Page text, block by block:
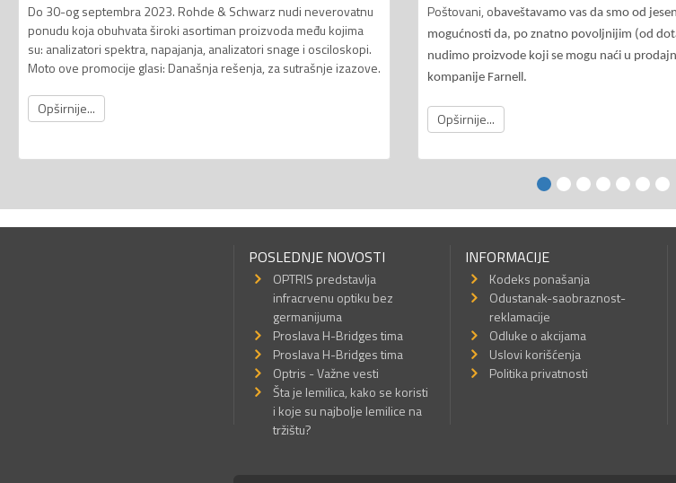
Do 30-og septembra 2023. Rohde & Schwarz nudi neverovatnu
ponudu koja obuhvata široki asortiman proizvoda među kojima
su: analizatori spektra, napajanja, analizatori snage i osciloskopi.
Moto ove promocije glasi: Današnja rešenja, za sutrašnje izazove.
Opširnije...
Poštovani, o baveštavamo vas da smo od
mogućnosti da, po znatno povoljnijim (od
nudimo proizvode koji se mogu naći u
kompanije Farnell.
Opširnije...
POSLEDNJE NOVOSTI
OPTRIS predstavlja
infracrvenu optiku bez
germanijuma
Proslava H-Bridges tima
Proslava H-Bridges tima
Optris - Važne vesti
Šta je lemilica, kako se koristi
i koje su najbolje lemilice na
tržištu?
INFORMACIJE
Kodeks ponašanja
Odustanak-saobraznost-
reklamacije
Odluke o akcijama
Uslovi korišćenja
Politika privatnosti